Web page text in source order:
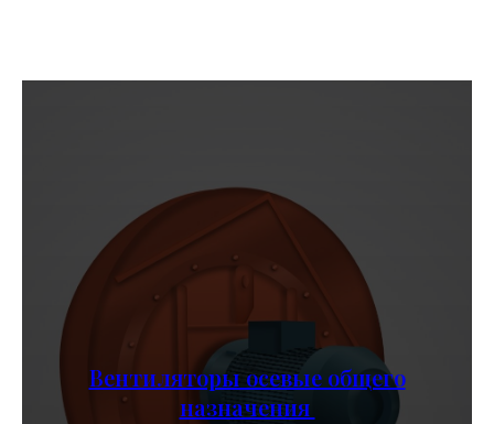
Вентиляторы осевые общего
назначения